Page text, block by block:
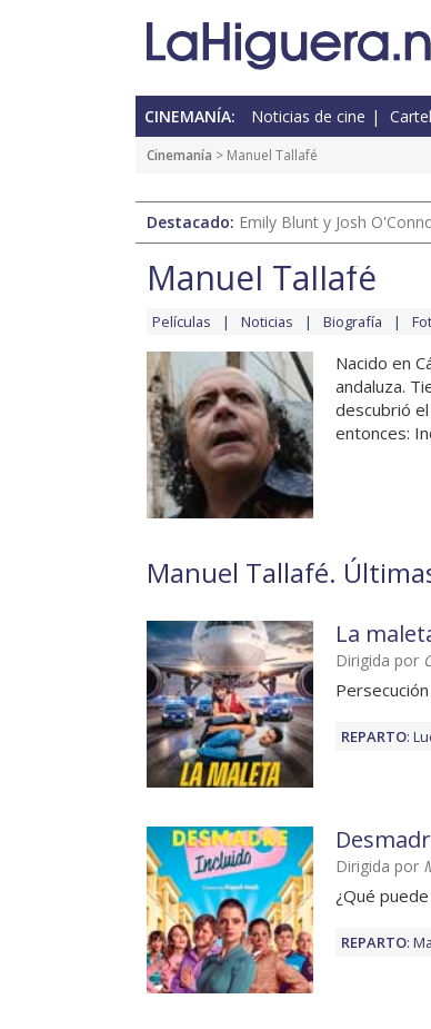
CINEMANÍA: Noticias de cine
Cinemanía > Manuel Tallafé
Destacado: Emily Blunt y Josh
Manuel Tallafé
Películas Noticias Biografía
Nacido en
andaluza.
descubrió
entonces:
Manuel Tallafé.
La
Dirigida por
Persecución
REPARTO:
Dirigida por
¿Qué
REPARTO: